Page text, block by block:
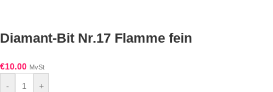
Diamant-Bit Nr.17 Flamme fein
€10.00 MvSt
-
+